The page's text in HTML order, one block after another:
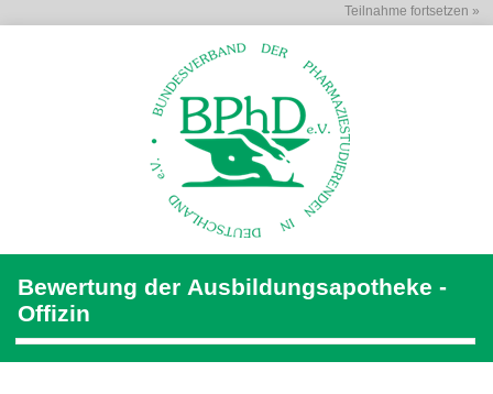
Teilnahme fortsetzen »
Bewertung der Ausbildungsapotheke -
Offizin